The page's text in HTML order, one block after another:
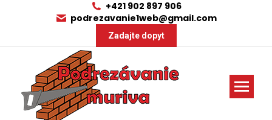
+421 902 897 906
podrezavanie1web@gmail.com
Zadajte dopyt